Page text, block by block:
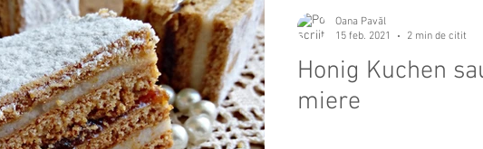
Honig Kuchen
miere
Oana Pavăl
15 feb. 2021
2 min de citit